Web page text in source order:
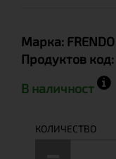
Марка: FRENDO
Продуктов код:
В наличност
КОЛИЧЕСТВО